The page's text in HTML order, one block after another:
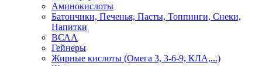
Аминокислоты
Батончики, Печенья, Пасты, Топпинги, Снеки,
Напитки
ВСАА
Гейнеры
Жирные кислоты (Омега 3, 3-6-9, КЛА,...)